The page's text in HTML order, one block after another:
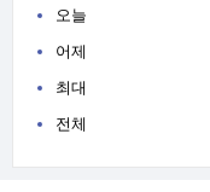
오늘
어제
최대
전체